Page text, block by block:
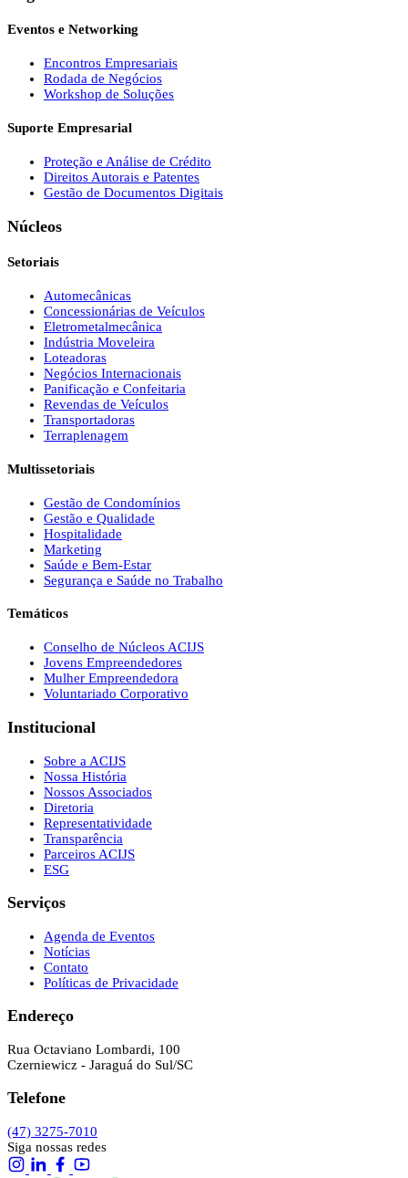
Eventos e Networking
Encontros Empresariais
Rodada de Negócios
Workshop de Soluções
Suporte Empresarial
Proteção e Análise de Crédito
Direitos Autorais e Patentes
Gestão de Documentos Digitais
Núcleos
Setoriais
Automecânicas
Concessionárias de Veículos
Eletrometalmecânica
Indústria Moveleira
Loteadoras
Negócios Internacionais
Panificação e Confeitaria
Revendas de Veículos
Transportadoras
Terraplenagem
Multissetoriais
Gestão de Condomínios
Gestão e Qualidade
Hospitalidade
Marketing
Saúde e Bem-Estar
Segurança e Saúde no Trabalho
Temáticos
Conselho de Núcleos ACIJS
Jovens Empreendedores
Mulher Empreendedora
Voluntariado Corporativo
Institucional
Sobre a ACIJS
Nossa História
Nossos Associados
Diretoria
Representatividade
Transparência
Parceiros ACIJS
ESG
Serviços
Agenda de Eventos
Notícias
Contato
Políticas de Privacidade
Endereço
Rua Octaviano Lombardi, 100
Czerniewicz - Jaraguá do Sul/SC
Telefone
(47) 3275-7010
Siga nossas redes